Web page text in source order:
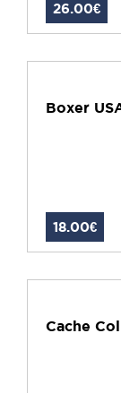
26.00€
Boxer
18.00€
Cache